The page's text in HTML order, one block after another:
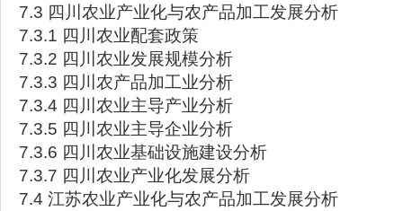
7.3 四川农业产业化与农产品加工发展分析
7.3.1 四川农业配套政策
7.3.2 四川农业发展规模分析
7.3.3 四川农产品加工业分析
7.3.4 四川农业主导产业分析
7.3.5 四川农业主导企业分析
7.3.6 四川农业基础设施建设分析
7.3.7 四川农业产业化发展分析
7.4 江苏农业产业化与农产品加工发展分析